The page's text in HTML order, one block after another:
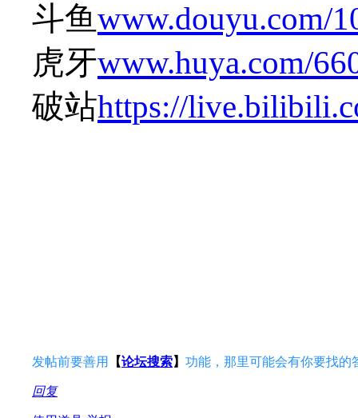
斗鱼www.douyu.com/
虎牙www.huya.com/
破站https://
发帖前要善用 【论坛搜索】 功能，那里可能会有你要找的
回复